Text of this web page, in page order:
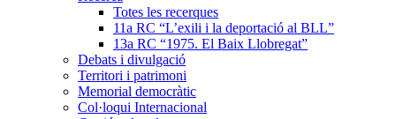
Totes les recerques
11a RC “L’exili i la deportació al BLL”
13a RC “1975. El Baix Llobregat”
Debats i divulgació
Territori i patrimoni
Memorial democràtic
Col·loqui Internacional